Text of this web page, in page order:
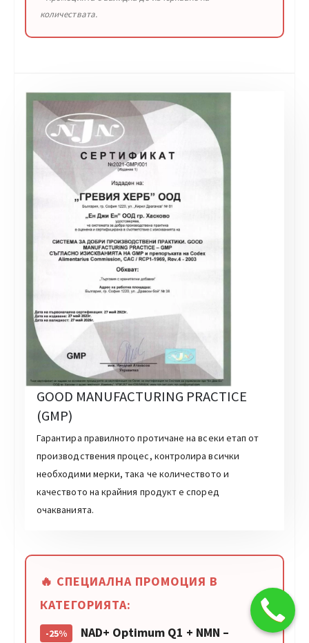
количествата.
GOOD MANUFACTURING PRACTICE
(GMP)
Гарантира правилното протичане на всеки етап от
производствения процес, контролира всички
необходими мерки, така че количеството и
качеството на крайния продукт е според
очакванията.
🔥 СПЕЦИАЛНА ПРОМОЦИЯ В
КАТЕГОРИЯТА:
-25%
NAD+ Optimum Q1 + NMN –